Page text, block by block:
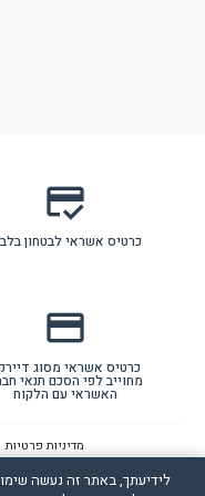
credit_score
כרטיס אשראי לבטחון
credit_card
כרטיס אשראי מסוג
מחוייב לפי הסכם תנאי
האשראי עם הלקוח
מדיניות פרטיות